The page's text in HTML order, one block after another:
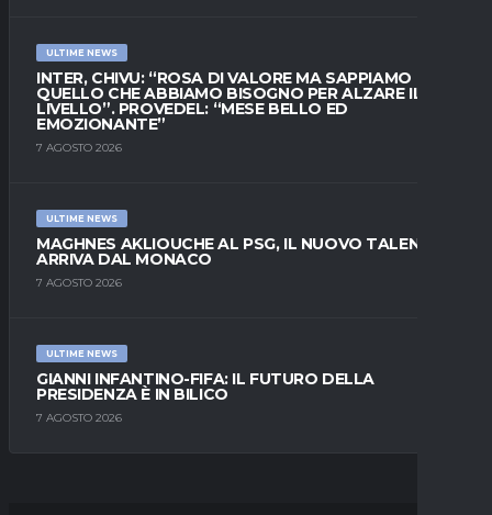
ULTIME NEWS
INTER, CHIVU: “ROSA DI VALORE MA SAPPIAMO
QUELLO CHE ABBIAMO BISOGNO PER ALZARE IL
LIVELLO”. PROVEDEL: “MESE BELLO ED
EMOZIONANTE”
7 AGOSTO 2026
ULTIME NEWS
MAGHNES AKLIOUCHE AL PSG, IL NUOVO TALENTO
ARRIVA DAL MONACO
7 AGOSTO 2026
ULTIME NEWS
GIANNI INFANTINO-FIFA: IL FUTURO DELLA
PRESIDENZA È IN BILICO
7 AGOSTO 2026